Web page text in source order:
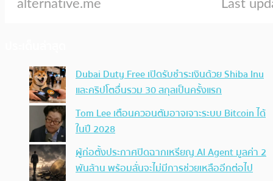
Dubai Duty Free เปิดรับชำระเงินด้วย Shiba Inu
และคริปโตอื่นรวม 30 สกุลเป็นครั้งแรก
Tom Lee เตือนควอนตัมอาจเจาะระบบ Bitcoin ได้
ในปี 2028
ผู้ก่อตั้งประกาศปิดฉากเหรียญ AI Agent มูลค่า 2
พันล้าน พร้อมลั่นจะไม่มีการช่วยเหลืออีกต่อไป